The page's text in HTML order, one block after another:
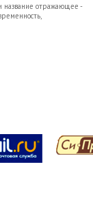
название отражающее -